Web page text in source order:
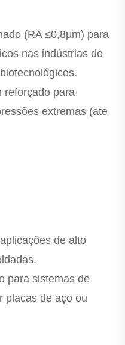
(RA ≤0,8μm) para
nas indústrias de
reforçado para
extremas (até
de alto
para sistemas de
placas de aço ou